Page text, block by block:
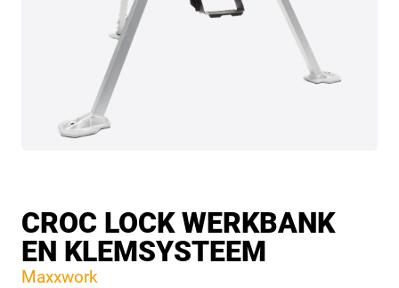
CROC LOCK WERKBANK
EN KLEMSYSTEEM
Maxxwork